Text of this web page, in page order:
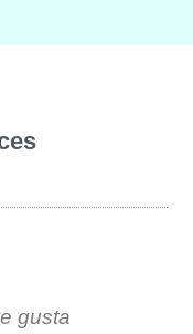
crear lazos
gusta